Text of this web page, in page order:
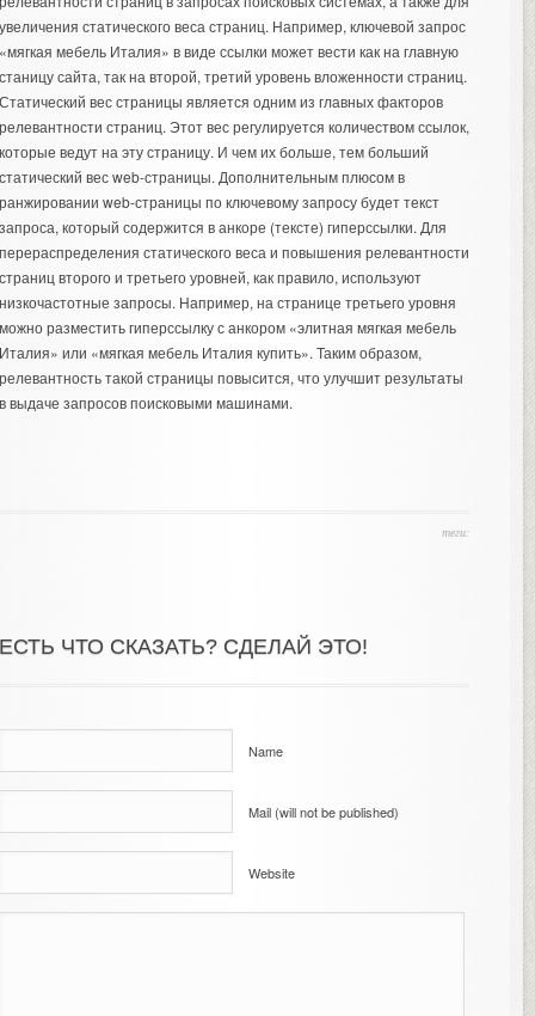
статического веса страниц. Например, ключевой запрос
мебель Италия» в виде ссылки может вести как на главную
сайта, так на второй, третий уровень вложенности страниц.
вес страницы является одним из главных факторов
страниц. Этот вес регулируется количеством ссылок,
ведут на эту страницу. И чем их больше, тем больший
вес web-страницы. Дополнительным плюсом в
web-страницы по ключевому запросу будет текст
который содержится в анкоре (тексте) гиперссылки. Для
статического веса и повышения релевантности
второго и третьего уровней, как правило, используют
запросы. Например, на странице третьего уровня
разместить гиперссылку с анкором «элитная мягкая мебель
или «мягкая мебель Италия купить». Таким образом,
такой страницы повысится, что улучшит результаты
выдаче запросов поисковыми машинами.
теги:
ЧТО СКАЗАТЬ? СДЕЛАЙ ЭТО!
Name
Mail (will not be published)
Website